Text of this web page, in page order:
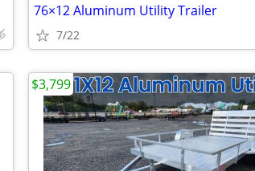
76×12 Aluminum Utility Trailer
7/22
$3,799